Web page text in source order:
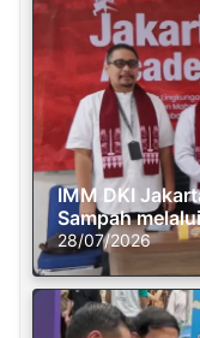
IMM DKI
Sampah
28/07/2026